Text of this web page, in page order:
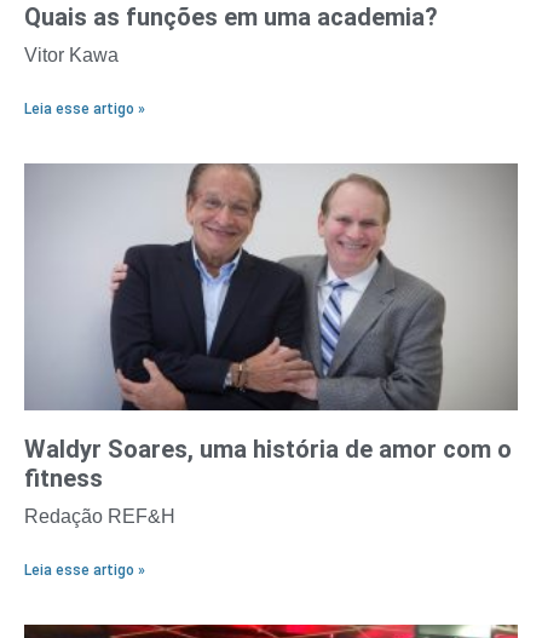
Quais as funções em uma academia?
Vitor Kawa
Leia esse artigo »
Waldyr Soares, uma história de amor com o
fitness
Redação REF&H
Leia esse artigo »